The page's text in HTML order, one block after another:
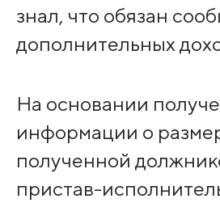
знал, что обязан
дополнительных
На основании
информации о
полученной
пристав-